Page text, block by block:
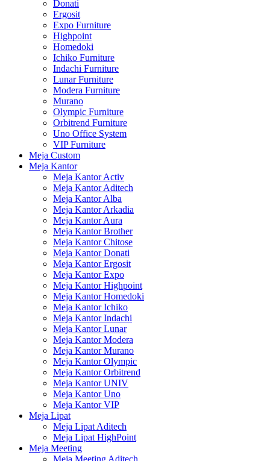
Donati
Ergosit
Expo Furniture
Highpoint
Homedoki
Ichiko Furniture
Indachi Furniture
Lunar Furniture
Modera Furniture
Murano
Olympic Furniture
Orbitrend Furniture
Uno Office System
VIP Furniture
Meja Custom
Meja Kantor
Meja Kantor Activ
Meja Kantor Aditech
Meja Kantor Alba
Meja Kantor Arkadia
Meja Kantor Aura
Meja Kantor Brother
Meja Kantor Chitose
Meja Kantor Donati
Meja Kantor Ergosit
Meja Kantor Expo
Meja Kantor Highpoint
Meja Kantor Homedoki
Meja Kantor Ichiko
Meja Kantor Indachi
Meja Kantor Lunar
Meja Kantor Modera
Meja Kantor Murano
Meja Kantor Olympic
Meja Kantor Orbitrend
Meja Kantor UNIV
Meja Kantor Uno
Meja Kantor VIP
Meja Lipat
Meja Lipat Aditech
Meja Lipat HighPoint
Meja Meeting
Meja Meeting Aditech